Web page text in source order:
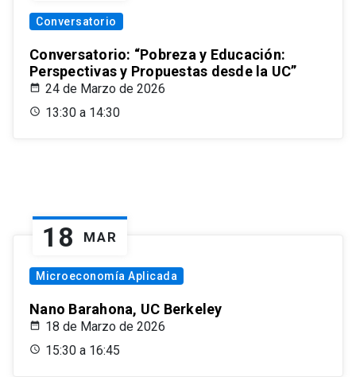
Conversatorio
Conversatorio: “Pobreza y Educación:
Perspectivas y Propuestas desde la UC”
24 de Marzo de 2026
13:30 a 14:30
18 MAR
Microeconomía Aplicada
Nano Barahona, UC Berkeley
18 de Marzo de 2026
15:30 a 16:45